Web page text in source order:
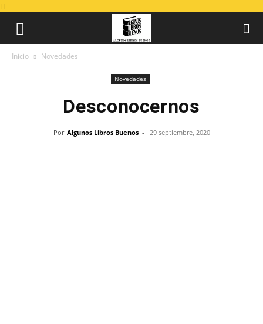
Inicio Novedades
Novedades
Desconocernos
Por Algunos Libros Buenos - 29 septiembre, 2020